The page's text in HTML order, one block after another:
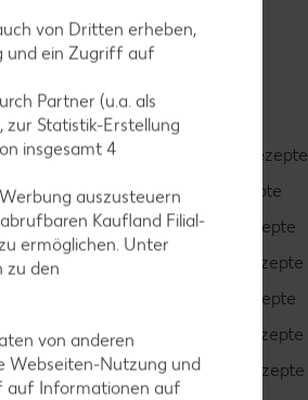
Smoothie-Rezepte
Bowle-Rezepte
Cocktail-Rezepte
Avocado-Rezepte
Erdbeer-Rezepte
Blaubeer-Rezepte
Bananen-Rezepte
von Dritten erheben,
und ein Zugriff auf
Partner (u.a. als
Statistik-Erstellung
insgesamt4
auszusteuern
Kaufland Filial-
ermöglichen. Unter
zu den
von anderen
Webseiten-Nutzung und
auf Informationen auf